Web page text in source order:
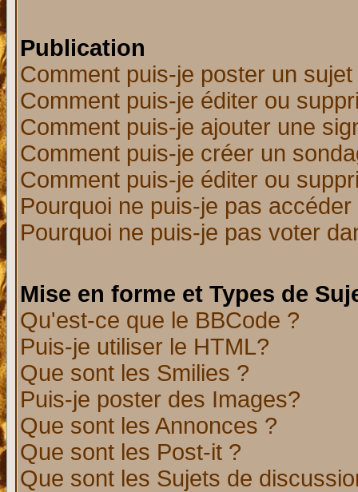
Publication
Comment puis-je poster un
Comment puis-je éditer ou
Comment puis-je ajouter une
Comment puis-je créer un
Comment puis-je éditer ou
Pourquoi ne puis-je pas
Pourquoi ne puis-je pas voter
Mise en forme et Types de
Qu'est-ce que le BBCode ?
Puis-je utiliser le HTML?
Que sont les Smilies ?
Puis-je poster des Images?
Que sont les Annonces ?
Que sont les Post-it ?
Que sont les Sujets de